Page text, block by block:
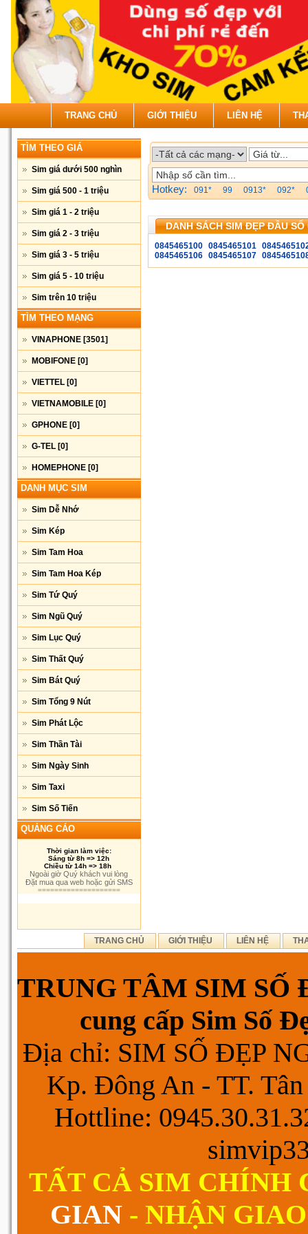
TRANG CHỦ GIỚI THIỆU LIÊN HỆ
TÌM THEO GIÁ
Sim giá dưới 500 nghìn
Sim giá 500 - 1 triệu
Sim giá 1 - 2 triệu
Sim giá 2 - 3 triệu
Sim giá 3 - 5 triệu
Sim giá 5 - 10 triệu
Sim trên 10 triệu
TÌM THEO MẠNG
VINAPHONE [3501]
MOBIFONE [0]
VIETTEL [0]
VIETNAMOBILE [0]
GPHONE [0]
G-TEL [0]
HOMEPHONE [0]
DANH MỤC SIM
Sim Dễ Nhớ
Sim Kép
Sim Tam Hoa
Sim Tam Hoa Kép
Sim Tứ Quý
Sim Ngũ Quý
Sim Lục Quý
Sim Thất Quý
Sim Bát Quý
Sim Tổng 9 Nút
Sim Phát Lộc
Sim Thần Tài
Sim Ngày Sinh
Sim Taxi
Sim Số Tiến
QUẢNG CÁO
Thời gian làm việc:
Sáng từ 8h => 12h
Chiều từ 14h => 18h
Ngoài giờ Quý khách vui lòng
Đặt mua qua web hoặc gửi SMS
====================
Hotkey: 091* 99 0913* 092*
DANH SÁCH SIM ĐẸP ĐẦU SỐ
0845465100 0845465101
0845465106 0845465107
TRANG CHỦ GIỚI THIỆU LIÊN HỆ
TRUNG TÂM SIM SỐ
cung cấp Sim Số
Địa chỉ: SIM SỐ ĐẸP
Kp. Đông An - TT.
Hottline:
TẤT CẢ SIM CHÍNH
GIAN - NHẬN